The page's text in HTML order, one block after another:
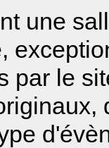
une
par le